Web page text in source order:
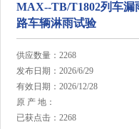
MAX--TB/T1802列车漏
路车辆淋雨试验
供应数量：2268
发布日期：2026/6/29
有效日期：2026/12/28
原 产 地：
已获点击：2268